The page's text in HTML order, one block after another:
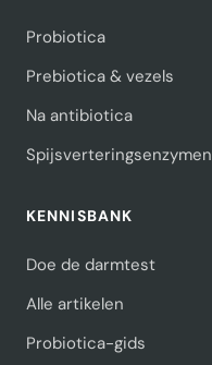
Probiotica
Prebiotica & vezels
Na antibiotica
Spijsverteringsenzymen
KENNISBANK
Doe de darmtest
Alle artikelen
Probiotica-gids